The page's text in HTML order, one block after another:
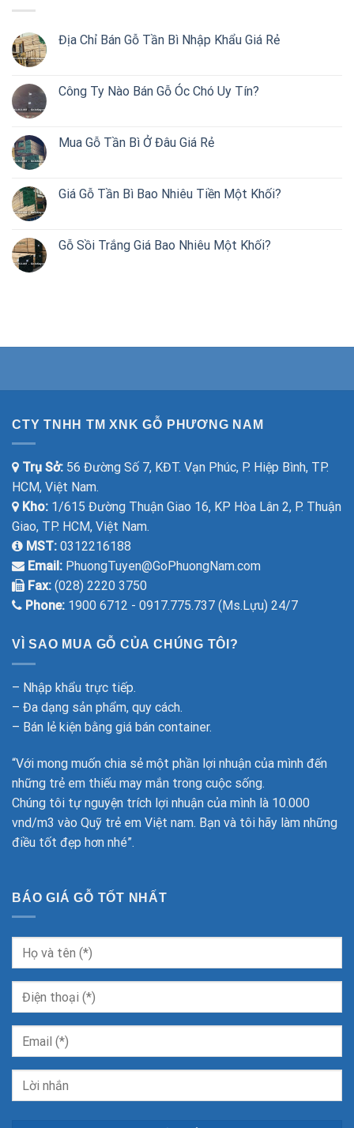
Địa Chỉ Bán Gỗ Tần Bì Nhập Khẩu Giá Rẻ
Công Ty Nào Bán Gỗ Óc Chó Uy Tín?
Mua Gỗ Tần Bì Ở Đâu Giá Rẻ
Giá Gỗ Tần Bì Bao Nhiêu Tiền Một Khối?
Gỗ Sồi Trắng Giá Bao Nhiêu Một Khối?
CTY TNHH TM XNK GỖ PHƯƠNG NAM
Trụ Sở: 56 Đường Số 7, KĐT. Vạn Phúc, P. Hiệp Bình, TP.
HCM, Việt Nam.
Kho: 1/615 Đường Thuận Giao 16, KP Hòa Lân 2, P. Thuận
Giao, TP. HCM, Việt Nam.
MST: 0312216188
Email: PhuongTuyen@GoPhuongNam.com
Fax: (028) 2220 3750
Phone: 1900 6712 - 0917.775.737 (Ms.Lựu) 24/7
VÌ SAO MUA GỖ CỦA CHÚNG TÔI?
– Nhập khẩu trực tiếp.
– Đa dạng sản phẩm, quy cách.
– Bán lẻ kiện bằng giá bán container.
“Với mong muốn chia sẻ một phần lợi nhuận của mình đến
những trẻ em thiếu may mắn trong cuộc sống.
Chúng tôi tự nguyện trích lợi nhuận của mình là 10.000
vnd/m3 vào Quỹ trẻ em Việt nam. Bạn và tôi hãy làm những
điều tốt đẹp hơn nhé”.
BÁO GIÁ GỖ TỐT NHẤT